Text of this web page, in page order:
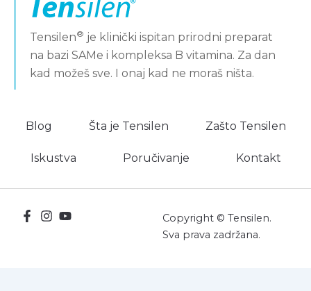
Tensilen® je klinički ispitan prirodni preparat
na bazi SAMe i kompleksa B vitamina. Za dan
kad možeš sve. I onaj kad ne moraš ništa.
Blog Šta je Tensilen Zašto Tensilen
Iskustva Poručivanje Kontakt
Copyright © Tensilen.
Sva prava zadržana.